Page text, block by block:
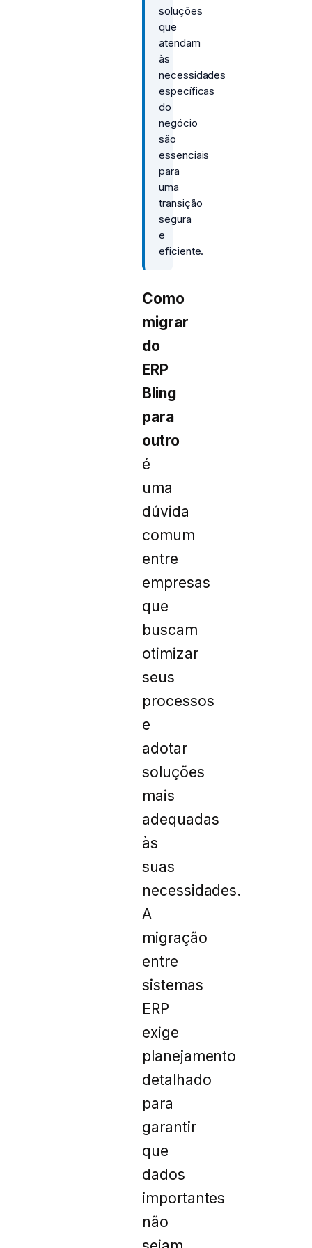
soluções
que
atendam
às
necessidades
específicas
do
negócio
são
essenciais
para
uma
transição
segura
e
eficiente.
Como
migrar
do
ERP
Bling
para
outro
é
uma
dúvida
comum
entre
empresas
que
buscam
otimizar
seus
processos
e
adotar
soluções
mais
adequadas
às
suas
necessidades.
A
migração
entre
sistemas
ERP
exige
planejamento
detalhado
para
garantir
que
dados
importantes
não